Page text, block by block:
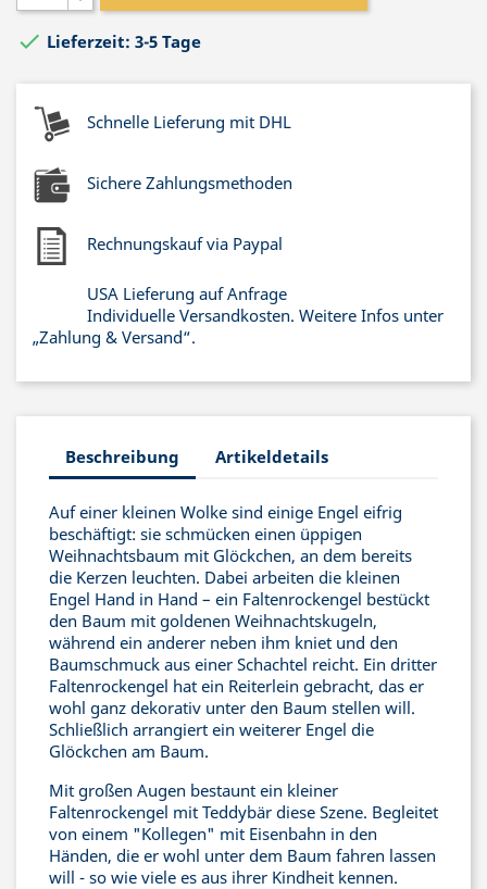
 Lieferzeit: 3-5 Tage
Schnelle Lieferung mit DHL
Sichere Zahlungsmethoden
Rechnungskauf via Paypal
USA Lieferung auf Anfrage
Individuelle Versandkosten. Weitere Infos unter
„Zahlung & Versand“.
Beschreibung Artikeldetails
Auf einer kleinen Wolke sind einige Engel eifrig
beschäftigt: sie schmücken einen üppigen
Weihnachtsbaum mit Glöckchen, an dem bereits
die Kerzen leuchten. Dabei arbeiten die kleinen
Engel Hand in Hand – ein Faltenrockengel bestückt
den Baum mit goldenen Weihnachtskugeln,
während ein anderer neben ihm kniet und den
Baumschmuck aus einer Schachtel reicht. Ein dritter
Faltenrockengel hat ein Reiterlein gebracht, das er
wohl ganz dekorativ unter den Baum stellen will.
Schließlich arrangiert ein weiterer Engel die
Glöckchen am Baum.
Mit großen Augen bestaunt ein kleiner
Faltenrockengel mit Teddybär diese Szene. Begleitet
von einem "Kollegen" mit Eisenbahn in den
Händen, die er wohl unter dem Baum fahren lassen
will - so wie viele es aus ihrer Kindheit kennen.